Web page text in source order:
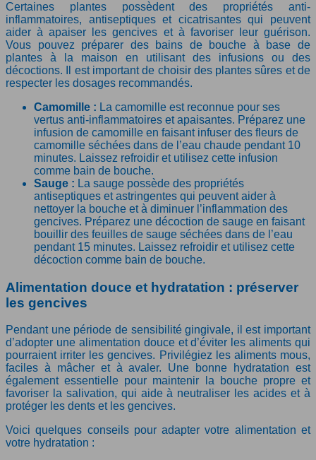
Certaines plantes possèdent des propriétés anti-
inflammatoires, antiseptiques et cicatrisantes qui peuvent
aider à apaiser les gencives et à favoriser leur guérison.
Vous pouvez préparer des bains de bouche à base de
plantes à la maison en utilisant des infusions ou des
décoctions. Il est important de choisir des plantes sûres et de
respecter les dosages recommandés.
Camomille : La camomille est reconnue pour ses
vertus anti-inflammatoires et apaisantes. Préparez une
infusion de camomille en faisant infuser des fleurs de
camomille séchées dans de l’eau chaude pendant 10
minutes. Laissez refroidir et utilisez cette infusion
comme bain de bouche.
Sauge : La sauge possède des propriétés
antiseptiques et astringentes qui peuvent aider à
nettoyer la bouche et à diminuer l’inflammation des
gencives. Préparez une décoction de sauge en faisant
bouillir des feuilles de sauge séchées dans de l’eau
pendant 15 minutes. Laissez refroidir et utilisez cette
décoction comme bain de bouche.
Alimentation douce et hydratation : préserver
les gencives
Pendant une période de sensibilité gingivale, il est important
d’adopter une alimentation douce et d’éviter les aliments qui
pourraient irriter les gencives. Privilégiez les aliments mous,
faciles à mâcher et à avaler. Une bonne hydratation est
également essentielle pour maintenir la bouche propre et
favoriser la salivation, qui aide à neutraliser les acides et à
protéger les dents et les gencives.
Voici quelques conseils pour adapter votre alimentation et
votre hydratation :